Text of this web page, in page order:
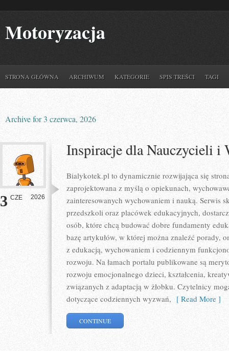
Motoryzacja
STRONA GŁÓWNA ARCHIWUM KATEGORIE SPIS TREŚCI TAGI
Archive for 3 czerwca, 2026
3 CZE 2026
Inspiracje dla Nauczycieli i
Bialykotek.pl to dynamicznie rozwijająca się
zaprojektowana z myślą o opiekunach,
zainteresowanych wychowaniem i nauką. Serwis
przedszkoli oraz placówek edukacyjnych,
osób, które chcą budować dobre fundamenty
bazę artykułów, w której można znaleźć porady,
z edukacją, wychowaniem i codziennym
rozwoju. Na łamach portalu publikowane są
rozwoju emocjonalnego dzieci, kształcenia,
związanych z adaptacją w żłobku. Czytelnicy
dotyczące codziennych wyzwań, [ Read More ]
CONTINUE